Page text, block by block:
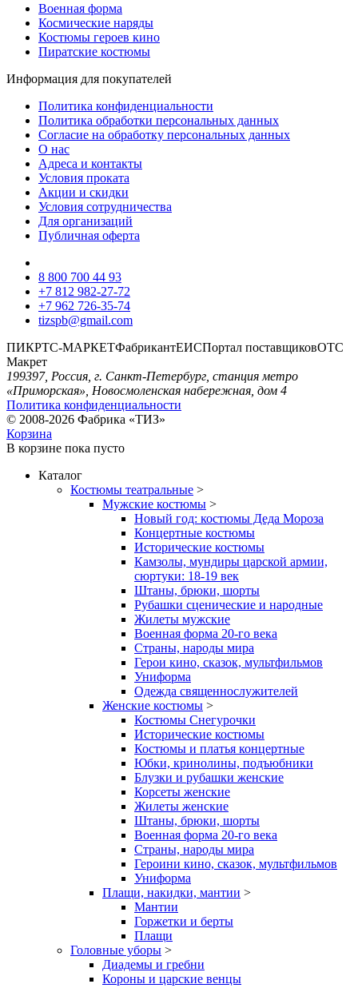
Военная форма
Космические наряды
Костюмы героев кино
Пиратские костюмы
Информация для покупателей
Политика конфиденциальности
Политика обработки персональных данных
Согласие на обработку персональных данных
О нас
Адреса и контакты
Условия проката
Акции и скидки
Условия сотрудничества
Для организаций
Публичная оферта
8 800 700 44 93
+7 812 982-27-72
+7 962 726-35-74
tizspb@gmail.com
ПИКРТС-МАРКЕТФабрикантЕИСПортал поставщиковОТС
Макрет
199397, Россия, г. Санкт-Петербург, станция метро
«Приморская», Новосмоленская набережная, дом 4
Политика конфиденциальности
© 2008-2026 Фабрика «ТИЗ»
Корзина
В корзине пока пусто
Каталог
Костюмы театральные >
Мужские костюмы >
Новый год: костюмы Деда Мороза
Концертные костюмы
Исторические костюмы
Камзолы, мундиры царской армии,
сюртуки: 18-19 век
Штаны, брюки, шорты
Рубашки сценические и народные
Жилеты мужские
Военная форма 20-го века
Страны, народы мира
Герои кино, сказок, мультфильмов
Униформа
Одежда священнослужителей
Женские костюмы >
Костюмы Снегурочки
Исторические костюмы
Костюмы и платья концертные
Юбки, кринолины, подъюбники
Блузки и рубашки женские
Корсеты женские
Жилеты женские
Штаны, брюки, шорты
Военная форма 20-го века
Страны, народы мира
Героини кино, сказок, мультфильмов
Униформа
Плащи, накидки, мантии >
Мантии
Горжетки и берты
Плащи
Головные уборы >
Диадемы и гребни
Короны и царские венцы